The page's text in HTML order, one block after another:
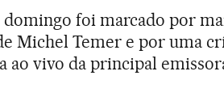
foi marcado por
Michel Temer e por uma
ao vivo da principal